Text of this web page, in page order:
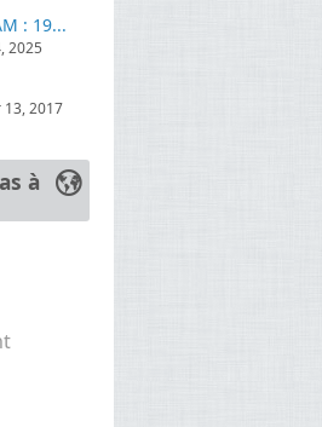
vite
à
en
: 19...
2025
13, 2017
à